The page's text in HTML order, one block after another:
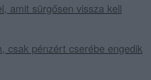
amit sürgősen vissza kell
csak pénzért cserébe engedik